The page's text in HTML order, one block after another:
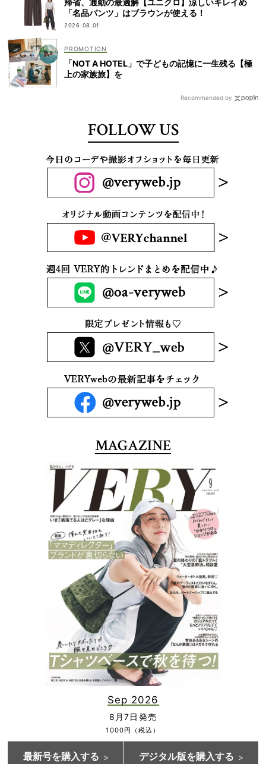
「名品パンツ」はブラウンが使える！
2026.08.01
「NOT A HOTEL」で子どもの記憶に一生残る【極
上の家族旅】を
Recommended by
FOLLOW US
MAGAZINE
Sep 2026
8月7日発売
1000円（税込）
最新号を購入する デジタル版を購入する